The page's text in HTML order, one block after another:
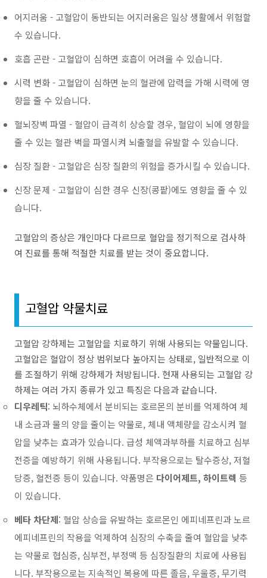
어지러움 - 고혈압이 동반되는 어지러움은 일상 생활에서 위험할
수 있습니다.
호흡 곤란 - 고혈압이 심하면 호흡이 어려울 수 있습니다.
시력 변화 - 고혈압이 심하면 눈의 혈관에 압력을 가해 시력에 영
향을 줄 수 있습니다.
혈뇌장벽 파열 - 혈압이 급격히 상승할 경우, 혈압이 뇌에 영향을
줄 수 있는 혈관 벽을 파열시켜 뇌출혈을 유발할 수 있습니다.
심장 질환 - 고혈압은 심장 질환의 위험을 증가시킬 수 있습니다.
신장 문제 - 고혈압이 심한 경우 신장(콩팥)에도 영향을 줄 수 있
습니다.
고혈압의 증상은 개인마다 다르므로 혈압을 정기적으로 검사하
여 진료를 통해 적절한 치료를 받는 것이 중요합니다.
고혈압 약물치료
고혈압 강하제는 고혈압을 치료하기 위해 사용되는 약물입니다.
고혈압은 혈압이 정상 범위보다 높아지는 상태로, 일반적으로 이
를 조절하기 위해 강하제가 처방됩니다. 현재 사용되는 고혈압 강
하제는 여러 가지 종류가 있고 특징은 다음과 같습니다.
디우레틱: 뇌하수체에서 분비되는 호르몬의 분비를 억제하여 체
내 소금과 물의 양을 줄이는 약물로, 체내 액체량을 감소시켜 혈
압을 낮추는 효과가 있습니다. 급성 체액과부하를 치료하고 심부
전증을 예방하기 위해 사용됩니다. 부작용으로는 탈수증상, 저혈
당증, 혈전증 등이 있습니다. 약품명은 다이어제트, 하이트렉 등
이 있습니다.
베타 차단제: 혈압 상승을 유발하는 호르몬인 에피네프린과 노르
에피네프린의 작용을 억제하여 심장의 수축을 줄여 혈압을 낮추
는 약물로 협심증, 심부전, 부정맥 등 심장질환의 치료에 사용됩
니다. 부작용으로는 지속적인 복용에 따른 졸음, 우울증, 무기력